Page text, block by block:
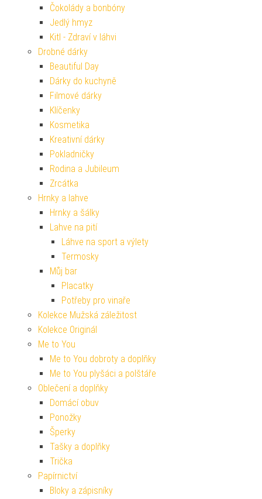
Čokolády a bonbóny
Jedlý hmyz
Kitl - Zdraví v láhvi
Drobné dárky
Beautiful Day
Dárky do kuchyně
Filmové dárky
Klíčenky
Kosmetika
Kreativní dárky
Pokladničky
Rodina a Jubileum
Zrcátka
Hrnky a lahve
Hrnky a šálky
Lahve na pití
Láhve na sport a výlety
Termosky
Můj bar
Placatky
Potřeby pro vinaře
Kolekce Mužská záležitost
Kolekce Originál
Me to You
Me to You dobroty a doplňky
Me to You plyšáci a polštáře
Oblečení a doplňky
Domácí obuv
Ponožky
Šperky
Tašky a doplňky
Trička
Papírnictví
Bloky a zápisníky